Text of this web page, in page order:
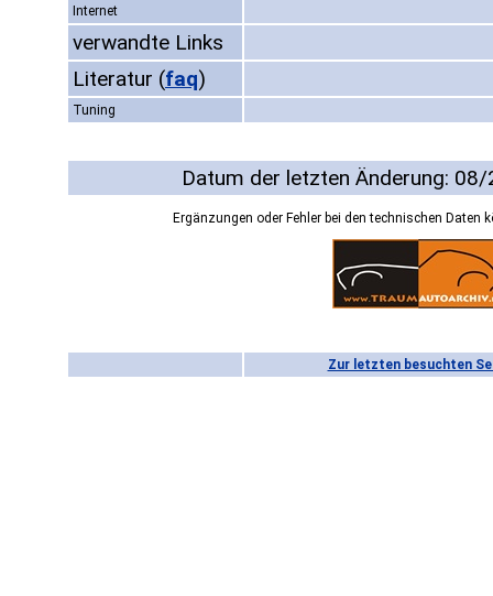
Internet
verwandte Links
Literatur (faq)
Tuning
Datum der letzten Änderung:
Ergänzungen oder Fehler bei den technischen Daten
Zur letzten besuchten